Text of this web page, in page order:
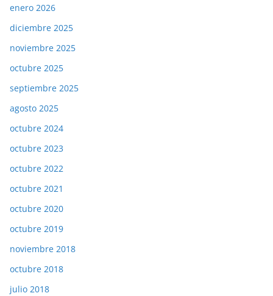
enero 2026
diciembre 2025
noviembre 2025
octubre 2025
septiembre 2025
agosto 2025
octubre 2024
octubre 2023
octubre 2022
octubre 2021
octubre 2020
octubre 2019
noviembre 2018
octubre 2018
julio 2018